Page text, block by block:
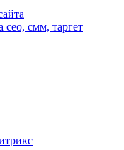
сео, смм, таргет